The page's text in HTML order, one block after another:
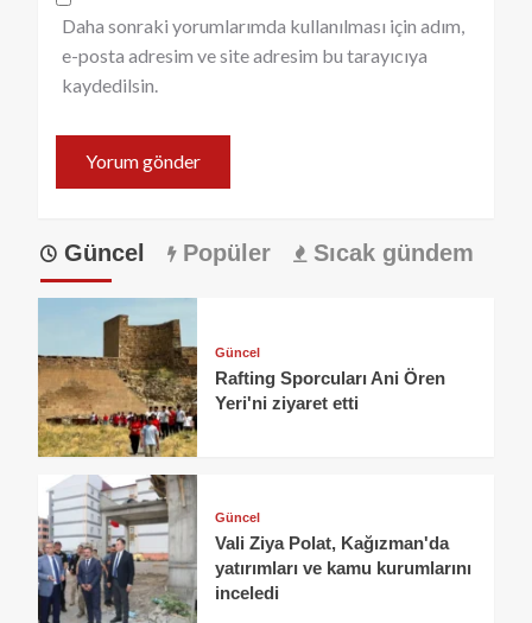
Daha sonraki yorumlarımda kullanılması için adım,
e-posta adresim ve site adresim bu tarayıcıya
kaydedilsin.
Güncel Popüler Sıcak gündem
Güncel
Rafting Sporcuları Ani Ören
Yeri'ni ziyaret etti
Güncel
Vali Ziya Polat, Kağızman'da
yatırımları ve kamu kurumlarını
inceledi